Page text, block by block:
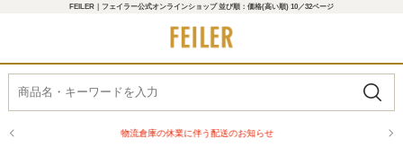
FEILER｜フェイラー公式オンラインショップ 並び順：価格(高い順) 10／32ページ
商品配送に関するお知らせ